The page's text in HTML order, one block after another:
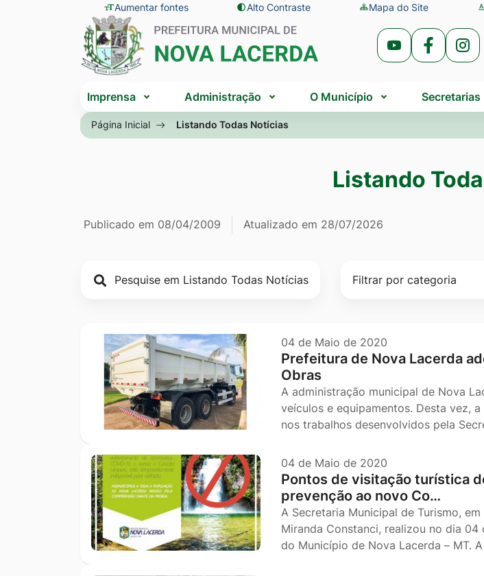
Seção
de
atalhos
e
links
de
acessibilidade
para
o
conteúdo
[alt+1]
Ir
para
busca
para
rodapé
[alt+4]
Aumentar fontes Alto Contraste Mapa do Site
Seção
do
menu
Acessar
Rede
Social
Youtube
Acessar
Rede
Social
menu
Imprensa Administração O Município Secretarias
Página Inicial Listando Todas Notícias
Listando
Página Listando Todas
Informações
de
publicação
Publicado em 08/04/2009 Atualizado em 28/07/2026
04 de Maio de 2020
Prefeitura de Nova Lacerda
Obras
A administração municipal de Nova
veículos e equipamentos. Desta vez,
nos trabalhos desenvolvidos pela
04 de Maio de 2020
Pontos de visitação turística
prevenção ao novo Co…
A Secretaria Municipal de Turismo,
Miranda Constanci, realizou no dia
do Município de Nova Lacerda – MT.